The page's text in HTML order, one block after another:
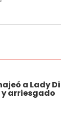
a Lady Di
arriesgado